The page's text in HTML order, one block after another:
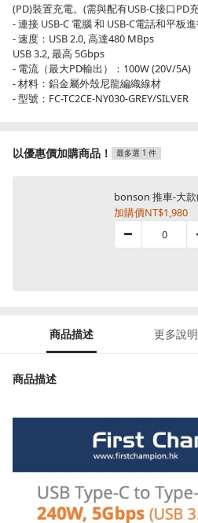
(PD)裝置充電。(需與配有USB-C接口PD
- 連接 USB-C 電腦 和 USB-C電話和平板
- 速度：USB 2.0, 高達480 MBps
USB 3.2, 最高 5Gbps
- 電流（最大PD輸出）：100W (20V/5A)
- 材料：鋁金屬外殼尼龍編織線材
- 型號：FC-TC2CE-NY030-GREY/SILVER
以優惠價加購商品！ 最多選 1 件
bonson 推車-大
加購價NT$1,980
商品描述 更多說明
商品描述